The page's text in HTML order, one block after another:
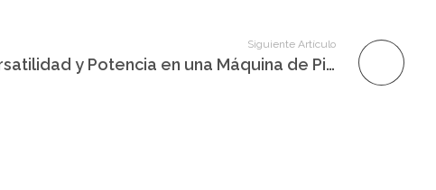
Siguiente Artículo
Cadillac Combo: Versatilidad y Potencia en una Máquina de Pilates ✨